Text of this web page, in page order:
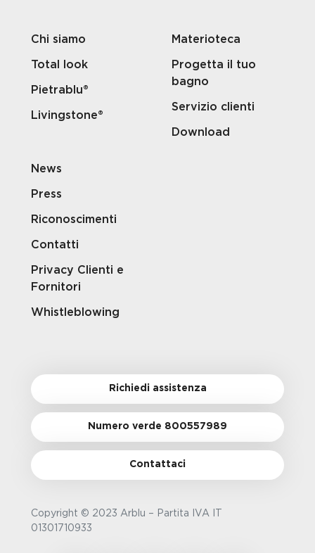
Chi siamo
Total look
Pietrablu®
Livingstone®
Materioteca
Progetta il tuo
bagno
Servizio clienti
Download
News
Press
Riconoscimenti
Contatti
Privacy Clienti e
Fornitori
Whistleblowing
Richiedi assistenza
Numero verde 800557989
Contattaci
Copyright © 2023 Arblu – Partita IVA IT
01301710933